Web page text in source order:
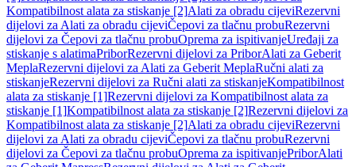
Kompatibilnost alata za stiskanje [2]Alati za obradu cijeviRezervni
dijelovi za Alati za obradu cijeviČepovi za tlačnu probuRezervni
dijelovi za Čepovi za tlačnu probuOprema za ispitivanjeUređaji za
stiskanje s alatimaPriborRezervni dijelovi za PriborAlati za Geberit
MeplaRezervni dijelovi za Alati za Geberit MeplaRučni alati za
stiskanjeRezervni dijelovi za Ručni alati za stiskanjeKompatibilnost
alata za stiskanje [1]Rezervni dijelovi za Kompatibilnost alata za
stiskanje [1]Kompatibilnost alata za stiskanje [2]Rezervni dijelovi za
Kompatibilnost alata za stiskanje [2]Alati za obradu cijeviRezervni
dijelovi za Alati za obradu cijeviČepovi za tlačnu probuRezervni
dijelovi za Čepovi za tlačnu probuOprema za ispitivanjePriborAlati